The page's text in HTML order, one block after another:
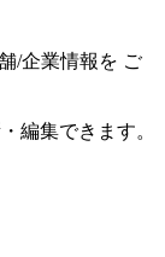
/企業情報を ご
編集できます。